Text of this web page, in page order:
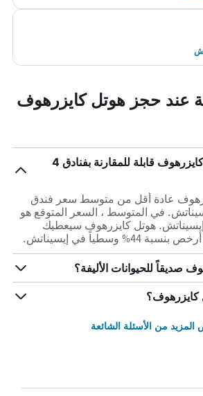
عند حجز هوتل كايزرهوف
هل الأسعار في هوتل كايزرهوف قابلة للمقارنة بفنادق 4
عادة أقل من متوسط ​​سعر فندق
إيسيناتش. في المتوسط ، السعر المتوقع هو
إيسيناتش. هوتل كايزرهوف سيعطيك
صديقاً للحيوانات الأليفة؟
كايزرهوف؟
من الأسئلة الشائعة